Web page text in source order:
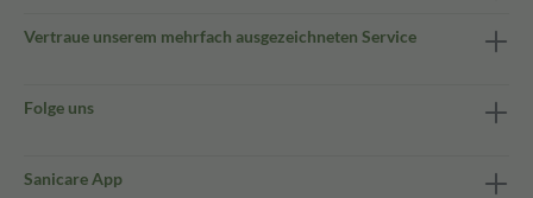
Vertraue unserem mehrfach ausgezeichneten Service
Folge uns
Sanicare App